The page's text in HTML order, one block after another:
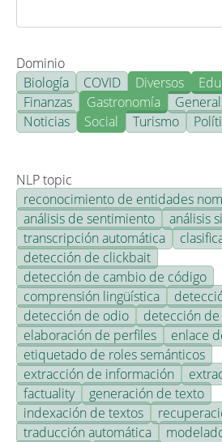
Dominio
Biología
COVID Diversos
Finanzas
Gastronomía General
Noticias
Social Turismo
NLP topic
reconocimiento de entidades
análisis de sentimiento
análisis
transcripción automática
detección de clickbait
detección de cambio de código
comprensión lingüística
detección de odio
detección de
elaboración de perfiles
enlace
etiquetado de roles semánticos
extracción de información
factuality
generación de texto
indexación de textos
traducción automática